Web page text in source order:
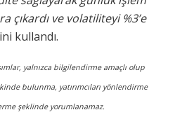
çıkardı ve volatiliteyi %3’e
kullandı.
yalnızca bilgilendirme amaçlı olup
bulunma, yatırımcıları yönlendirme
şeklinde yorumlanamaz.